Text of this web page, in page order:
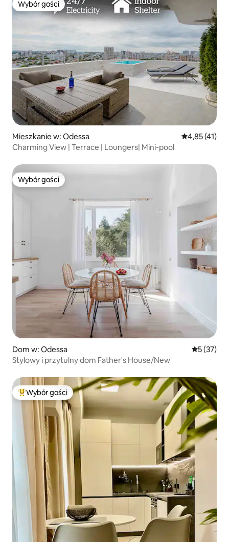
Wybór gości
Wybór gości
Mieszkanie w: Odessa Średnia
4,85 (41)
Charming View | Terrace | Loungers| Mini-pool
Wybór gości
Wybór gości
Dom w: Odessa Średnia
5 (37)
Stylowy i przytulny dom Father's House/New
Najpopularniejsze z kategorii Wybór gości
Wybór gości